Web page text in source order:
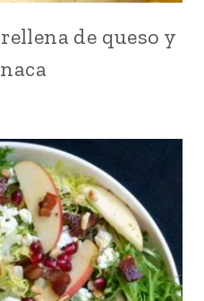
AÑO
|
RECONFORTANTE
|
EUROPA
|
LATINO/HISPANO
|
NAVIDAD
Y
de queso y